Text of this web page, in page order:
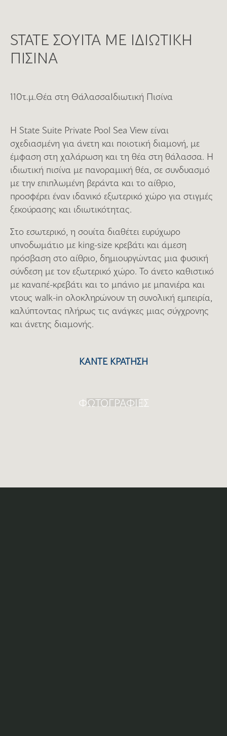
STATE ΣΟΥΙΤΑ ΜΕ ΙΔΙΩΤΙΚΗ
ΠΙΣΙΝΑ
110τ.μ.Θέα στη ΘάλασσαΙδιωτική Πισίνα
Η State Suite Private Pool Sea View είναι
σχεδιασμένη για άνετη και ποιοτική διαμονή, με
έμφαση στη χαλάρωση και τη θέα στη θάλασσα. Η
ιδιωτική πισίνα με πανοραμική θέα, σε συνδυασμό
με την επιπλωμένη βεράντα και το αίθριο,
προσφέρει έναν ιδανικό εξωτερικό χώρο για στιγμές
ξεκούρασης και ιδιωτικότητας.
Στο εσωτερικό, η σουίτα διαθέτει ευρύχωρο
υπνοδωμάτιο με king-size κρεβάτι και άμεση
πρόσβαση στο αίθριο, δημιουργώντας μια φυσική
σύνδεση με τον εξωτερικό χώρο. Το άνετο καθιστικό
με καναπέ-κρεβάτι και το μπάνιο με μπανιέρα και
ντους walk-in ολοκληρώνουν τη συνολική εμπειρία,
καλύπτοντας πλήρως τις ανάγκες μιας σύγχρονης
και άνετης διαμονής.
ΚΑΝΤΕ ΚΡΑΤΗΣΗ